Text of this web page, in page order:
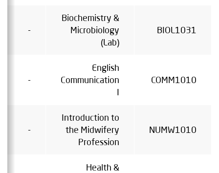
BIOL1031
Biochemistry &
Microbiology
(Lab)
-
COMM1010
English
Communication
I
-
NUMW1010
Introduction to
the Midwifery
Profession
-
Health &